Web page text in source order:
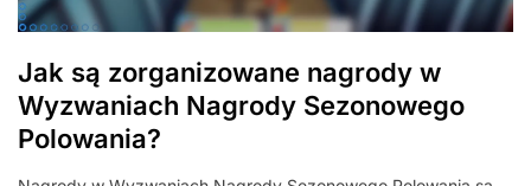
Jak są zorganizowane nagrody w
Wyzwaniach Nagrody Sezonowego
Polowania?